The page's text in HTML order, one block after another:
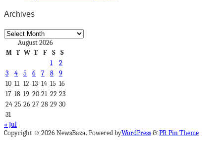
Archives
Archives
August 2026
M T W T F S
S
1
2
3
4 5 6 7 8
9
10 11 12 13 14 15 16
17 18 19 20 21 22 23
24 25 26 27 28 29 30
31
« Jul
Copyright © 2026 NewsBaza. Powered byWordPress&PR Pin Theme